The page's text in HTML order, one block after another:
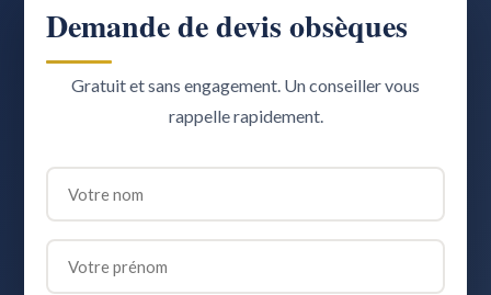
Demande de devis obsèques
Gratuit et sans engagement. Un conseiller vous
rappelle rapidement.